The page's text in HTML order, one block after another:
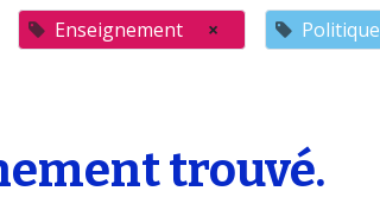
Enseignement × Politique
trouvé.